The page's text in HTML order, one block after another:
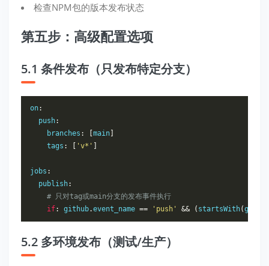
检查NPM包的版本发布状态
第五步：高级配置选项
5.1 条件发布（只发布特定分支）
on:
  push
:
    branches
: main
    tags
: 'v*'
jobs :
  publish
:
# 只对tag或main分支的发布事件执行
if: github.event_name == 'push' && ( startsWith(github
5.2 多环境发布（测试/生产）